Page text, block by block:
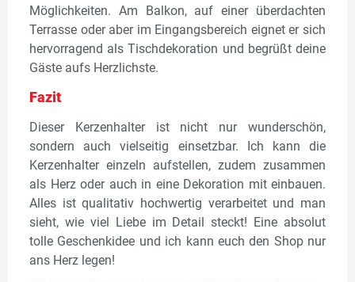
Möglichkeiten. Am Balkon, auf einer überdachten
Terrasse oder aber im Eingangsbereich eignet er sich
hervorragend als Tischdekoration und begrüßt deine
Gäste aufs Herzlichste.
Fazit
Dieser Kerzenhalter ist nicht nur wunderschön,
sondern auch vielseitig einsetzbar. Ich kann die
Kerzenhalter einzeln aufstellen, zudem zusammen
als Herz oder auch in eine Dekoration mit einbauen.
Alles ist qualitativ hochwertig verarbeitet und man
sieht, wie viel Liebe im Detail steckt! Eine absolut
tolle Geschenkidee und ich kann euch den Shop nur
ans Herz legen!